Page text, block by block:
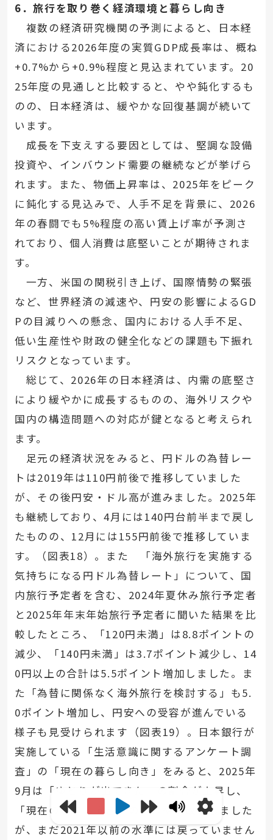
6．旅行を取り巻く経済環境と暮らし向き
複数の経済研究機関の予測によると、日本経
済における2026年度の実質GDP成長率は、概ね
+0.7%から+0.9%程度と見込まれています。20
25年度の見通しと比較すると、やや鈍化するも
のの、日本経済は、緩やかな回復基調が続いて
います。
成長を下支えする要因としては、堅調な設備
投資や、インバウンド需要の継続などが挙げら
れます。また、物価上昇率は、2025年をピーク
に鈍化する見込みで、人手不足を背景に、2026
年の春闘でも5%程度の高い賃上げ率が予測さ
れており、個人消費は底堅いことが期待されま
す。
一方、米国の関税引き上げ、国際情勢の緊張
など、世界経済の減速や、円安の影響によるGD
Pの目減りへの懸念、国内における人手不足、
低い生産性や財政の健全化などの課題も下振れ
リスクとなっています。
総じて、2026年の日本経済は、内需の底堅さ
により緩やかに成長するものの、海外リスクや
国内の構造問題への対応が鍵となると考えられ
ます。
足元の経済状況をみると、円ドルの為替レー
トは2019年は110円前後で推移していました
が、その後円安・ドル高が進みました。2025年
も継続しており、4月には140円台前半まで戻し
たものの、12月には155円前後で推移していま
す。（図表18）。また 「海外旅行を実施する
気持ちになる円ドル為替レート」について、国
内旅行予定者を含む、2024年夏休み旅行予定者
と2025年年末年始旅行予定者に聞いた結果を比
較したところ、「120円未満」は8.8ポイントの
減少、「140円未満」は3.7ポイント減少し、14
0円以上の合計は5.5ポイント増加しました。ま
た「為替に関係なく海外旅行を検討する」も5.
0ポイント増加し、円安への受容が進んでいる
様子も見受けられます（図表19）。日本銀行が
実施している「生活意識に関するアンケート調
査」の「現在の暮らし向き」をみると、2025年
9月は「ゆとりが出てきた」の割合が上昇し、
「現在の暮らし向き」の値はやや改善しました
が、まだ2021年以前の水準には戻っていません